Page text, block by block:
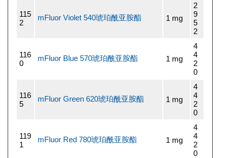
115
2
mFluor Violet 540琥珀酰亚胺酯 1 mg
2
9
5
2
116
0
mFluor Blue 570琥珀酰亚胺酯 1 mg
4
4
2
0
116
5
mFluor Green 620琥珀酰亚胺酯 1 mg
4
4
2
0
119
1
mFluor Red 780琥珀酰亚胺酯 1 mg
4
4
2
0